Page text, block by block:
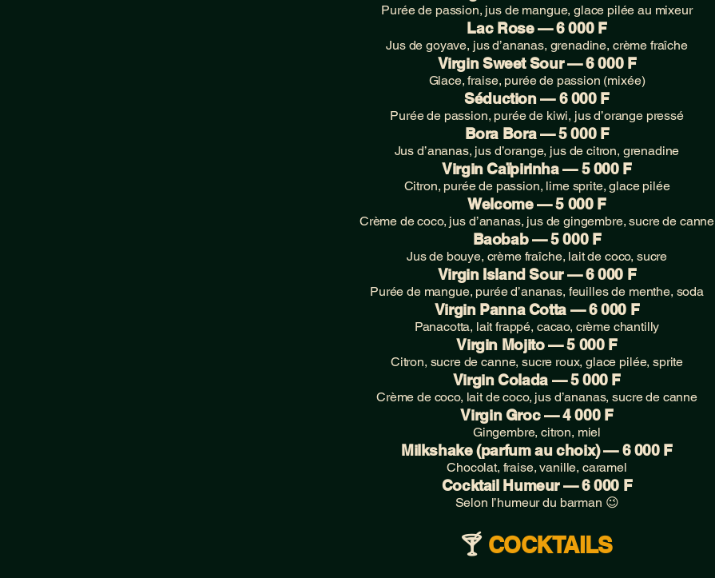
Purée de passion, jus de mangue, glace pilée au mixeur
Lac Rose — 6 000 F
Jus de goyave, jus d’ananas, grenadine, crème fraîche
Virgin Sweet Sour — 6 000 F
Glace, fraise, purée de passion (mixée)
Séduction — 6 000 F
Purée de passion, purée de kiwi, jus d’orange pressé
Bora Bora — 5 000 F
Jus d’ananas, jus d’orange, jus de citron, grenadine
Virgin Caïpirinha — 5 000 F
Citron, purée de passion, lime sprite, glace pilée
Welcome — 5 000 F
Crème de coco, jus d’ananas, jus de gingembre, sucre de canne
Baobab — 5 000 F
Jus de bouye, crème fraîche, lait de coco, sucre
Virgin Island Sour — 6 000 F
Purée de mangue, purée d’ananas, feuilles de menthe, soda
Virgin Panna Cotta — 6 000 F
Panacotta, lait frappé, cacao, crème chantilly
Virgin Mojito — 5 000 F
Citron, sucre de canne, sucre roux, glace pilée, sprite
Virgin Colada — 5 000 F
Crème de coco, lait de coco, jus d’ananas, sucre de canne
Virgin Groc — 4 000 F
Gingembre, citron, miel
Milkshake (parfum au choix) — 6 000 F
Chocolat, fraise, vanille, caramel
Cocktail Humeur — 6 000 F
Selon l’humeur du barman 😉
🍸 COCKTAILS